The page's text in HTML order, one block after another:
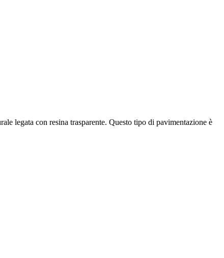
legata con resina trasparente. Questo tipo di pavimentazione è